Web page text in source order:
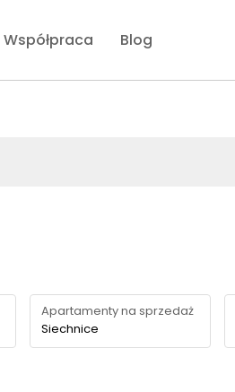
Współpraca Blog
Apartamenty na sprzedaż
Siechnice